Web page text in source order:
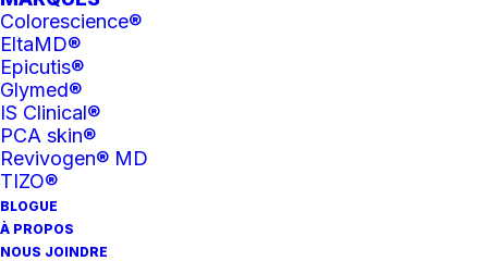
Colorescience®
EltaMD®
Epicutis®
Glymed®
IS Clinical®
PCA skin®
Revivogen® MD
TIZO®
BLOGUE
À PROPOS
NOUS JOINDRE
Colorescience: Triple Protection No-Show Soin